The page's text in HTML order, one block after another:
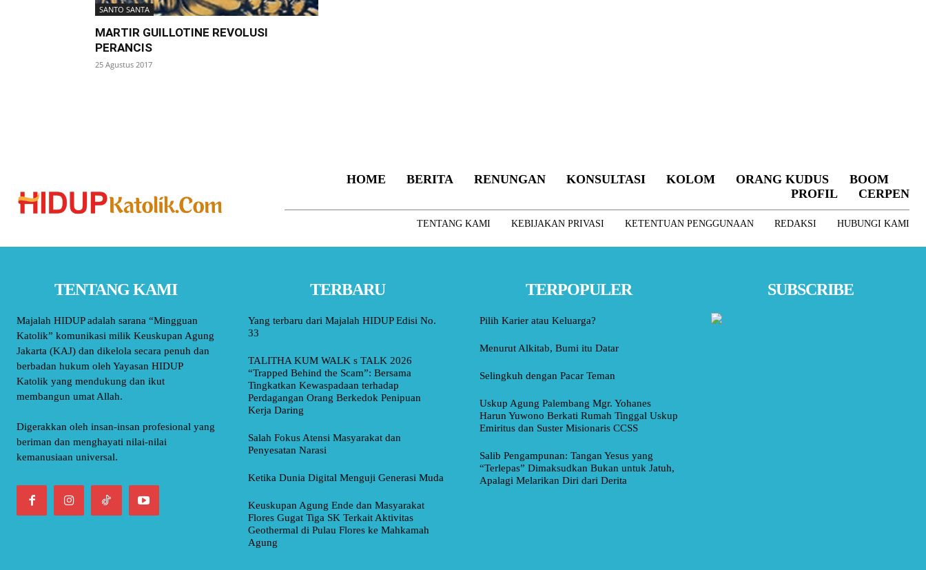
SANTO SANTA
MARTIR GUILLOTINE REVOLUSI
PERANCIS
25 Agustus 2017
HOME BERITA RENUNGAN KONSULTASI KOLOM ORANG KUDUS
BOOM
PROFIL
CERPEN
TENTANG KAMI KEBIJAKAN PRIVASI KETENTUAN PENGGUNAAN REDAKSI HUBUNGI KAMI
TENTANG KAMI
Majalah HIDUP adalah sarana “Mingguan
Katolik” komunikasi milik Keuskupan Agung
Jakarta (KAJ) dan dikelola secara penuh dan
berbadan hukum oleh Yayasan HIDUP
Katolik yang mendukung dan ikut
membangun umat Allah.
Digerakkan oleh insan-insan profesional yang
beriman dan menghayati nilai-nilai
kemanusiaan universal.
TERBARU
Yang terbaru dari Majalah HIDUP Edisi No.
33
TALITHA KUM WALK s TALK 2026
“Trapped Behind the Scam”: Bersama
Tingkatkan Kewaspadaan terhadap
Perdagangan Orang Berkedok Penipuan
Kerja Daring
Salah Fokus Atensi Masyarakat dan
Penyesatan Narasi
Ketika Dunia Digital Menguji Generasi Muda
Keuskupan Agung Ende dan Masyarakat
Flores Gugat Tiga SK Terkait Aktivitas
Geothermal di Pulau Flores ke Mahkamah
Agung
TERPOPULER
Pilih Karier atau Keluarga?
Menurut Alkitab, Bumi itu Datar
Selingkuh dengan Pacar Teman
Uskup Agung Palembang Mgr. Yohanes
Harun Yuwono Berkati Rumah Tinggal Uskup
Emiritus dan Suster Misionaris CCSS
Salib Pengampunan: Tangan Yesus yang
“Terlepas” Dimaksudkan Bukan untuk Jatuh,
Apalagi Melarikan Diri dari Derita
SUBSCRIBE